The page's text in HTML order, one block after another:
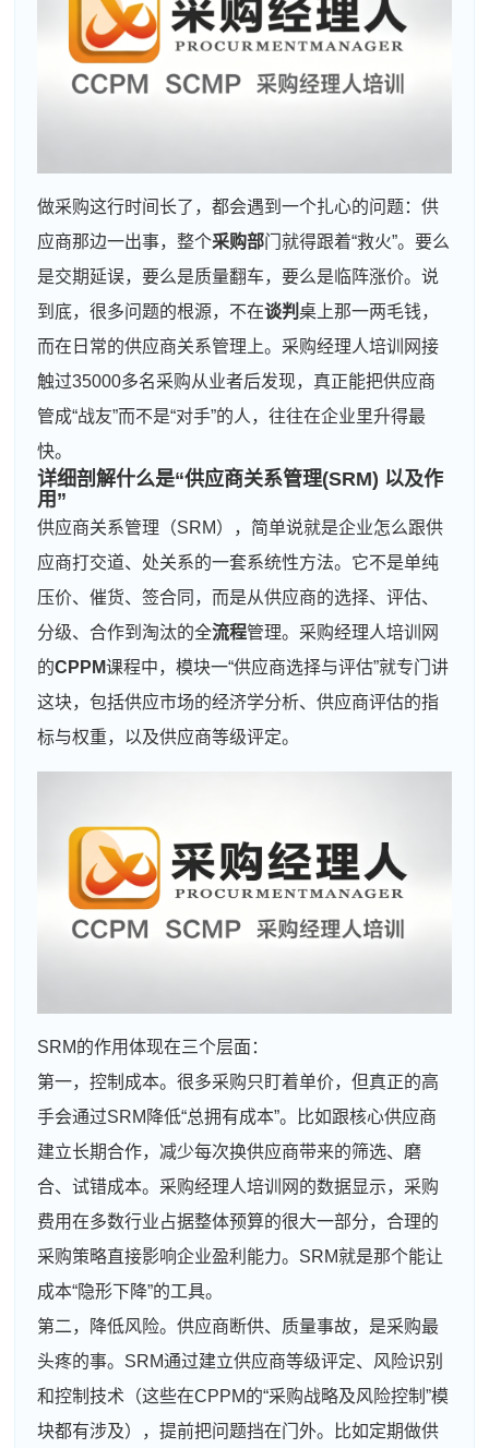
做采购这行时间长了，都会遇到一个扎心的问题：供
应商那边一出事，整个采购部门就得跟着“救火”。要么
是交期延误，要么是质量翻车，要么是临阵涨价。说
到底，很多问题的根源，不在谈判桌上那一两毛钱，
而在日常的供应商关系管理上。采购经理人培训网接
触过35000多名采购从业者后发现，真正能把供应商
管成“战友”而不是“对手”的人，往往在企业里升得最
快。
详细剖解什么是“供应商关系管理(SRM) 以及作
用”
供应商关系管理（SRM），简单说就是企业怎么跟供
应商打交道、处关系的一套系统性方法。它不是单纯
压价、催货、签合同，而是从供应商的选择、评估、
分级、合作到淘汰的全流程管理。采购经理人培训网
的CPPM课程中，模块一“供应商选择与评估”就专门讲
这块，包括供应市场的经济学分析、供应商评估的指
标与权重，以及供应商等级评定。
SRM的作用体现在三个层面：
第一，控制成本。很多采购只盯着单价，但真正的高
手会通过SRM降低“总拥有成本”。比如跟核心供应商
建立长期合作，减少每次换供应商带来的筛选、磨
合、试错成本。采购经理人培训网的数据显示，采购
费用在多数行业占据整体预算的很大一部分，合理的
采购策略直接影响企业盈利能力。SRM就是那个能让
成本“隐形下降”的工具。
第二，降低风险。供应商断供、质量事故，是采购最
头疼的事。SRM通过建立供应商等级评定、风险识别
和控制技术（这些在CPPM的“采购战略及风险控制”模
块都有涉及），提前把问题挡在门外。比如定期做供